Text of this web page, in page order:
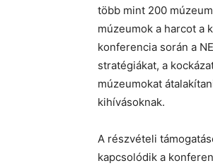
több mint 200
múzeumok a harcot a
konferencia során a
stratégiákat, a
múzeumokat
kihívásoknak.
A részvételi
kapcsolódik a